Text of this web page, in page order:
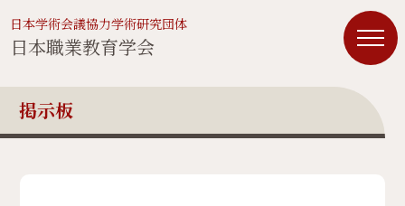
日本学術会議協力学術研究団体
日本職業教育学会
掲示板